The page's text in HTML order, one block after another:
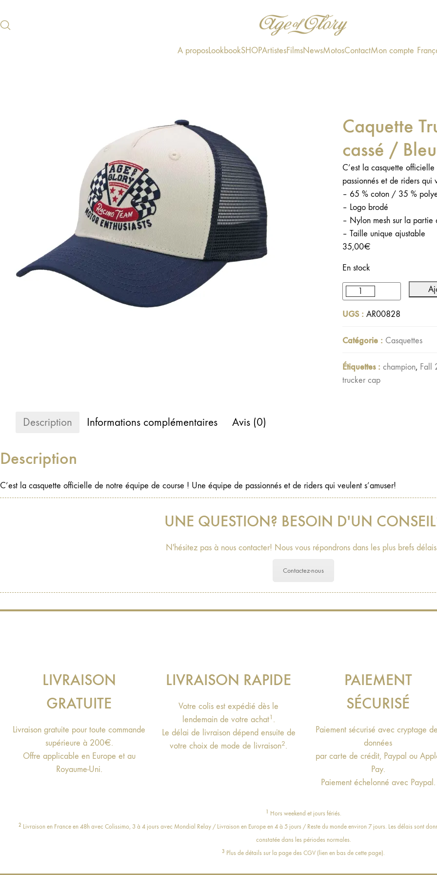
A proposLookbookSHOPArtistesFilmsNewsMotosContactMon compte
Caquette
cassé /
C’est la casquette
passionnés et de riders qui
– 65 % coton / 35 %
– Logo brodé
– Nylon mesh sur la partie
– Taille unique ajustable
35,00€
En stock
quantité
de
Trucker
Blanc
cassé
UGS : AR00828
Catégorie : Casquettes
Étiquettes : champion, Fall
trucker cap
Description Informations complémentaires Avis (0)
Description
C’est la casquette officielle de notre équipe de course ! Une équipe de passionnés et de riders qui veulent s’amuser!
UNE QUESTION? BESOIN D'UN
N'hésitez pas à nous contacter! Nous vous répondrons dans les plus brefs
Contactez-nous
LIVRAISON
GRATUITE
Livraison gratuite pour toute commande
supérieure à 200€.
Offre applicable en Europe et au
Royaume-Uni.
LIVRAISON RAPIDE
Votre colis est expédié dès le
lendemain de votre achat1 .
Le délai de livraison dépend ensuite de
votre choix de mode de livraison2.
PAIEMENT
SÉCURISÉ
Paiement sécurisé avec cryptage
données
par carte de crédit, Paypal ou
Pay.
Paiement échelonné avec Paypal.
1 Hors weekend et jours fériés.
2 Livraison en France en 48h avec Colissimo, 3 à 4 jours avec Mondial Relay / Livraison en Europe en 4 à 5 jours / Reste du monde environ 7 jours. Les délais sont
constatée dans les périodes normales.
3 Plus de détails sur la page des CGV (lien en bas de cette page).